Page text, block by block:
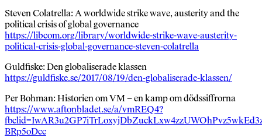
Steven Colatrella: A worldwide strike wave, austerity and the
political crisis of global governance
https://libcom.org/library/worldwide-strike-wave-austerity-
political-crisis-global-governance-steven-colatrella
Guldfiske: Den globaliserade klassen
https://guldfiske.se/2017/08/19/den-globaliserade-klassen/
Per Bohman: Historien om VM – en kamp om dödssiffrorna
https://www.aftonbladet.se/a/vmREQ4?
BRp5oDcc